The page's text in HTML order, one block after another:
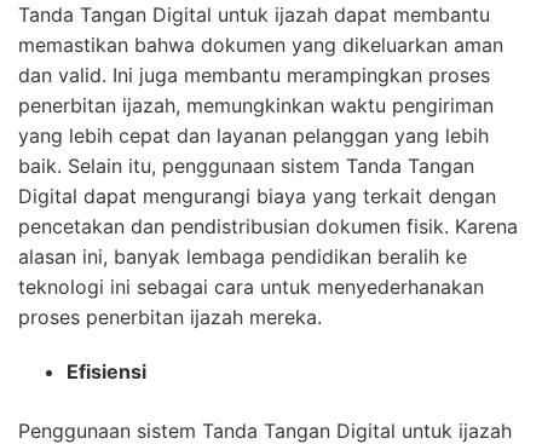
Tanda Tangan Digital untuk ijazah dapat membantu
memastikan bahwa dokumen yang dikeluarkan aman
dan valid. Ini juga membantu merampingkan proses
penerbitan ijazah, memungkinkan waktu pengiriman
yang lebih cepat dan layanan pelanggan yang lebih
baik. Selain itu, penggunaan sistem Tanda Tangan
Digital dapat mengurangi biaya yang terkait dengan
pencetakan dan pendistribusian dokumen fisik. Karena
alasan ini, banyak lembaga pendidikan beralih ke
teknologi ini sebagai cara untuk menyederhanakan
proses penerbitan ijazah mereka.
Efisiensi
Penggunaan sistem Tanda Tangan Digital untuk ijazah